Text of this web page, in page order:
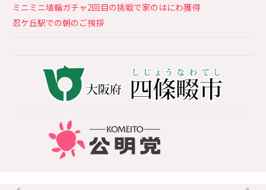
ミニミニ埴輪ガチャ2回目の挑戦で家のはにわ獲得
忍ケ丘駅での朝のご挨拶